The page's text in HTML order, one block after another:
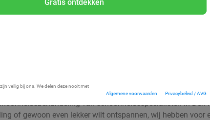
Gratis ontdekken
veilig bij ons. We delen deze nooit met
Algemene voorwaarden Privacybeleid / AVG
van schoonheidsspecialisten in Den
of gewoon even lekker wilt ontspannen, wij hebben